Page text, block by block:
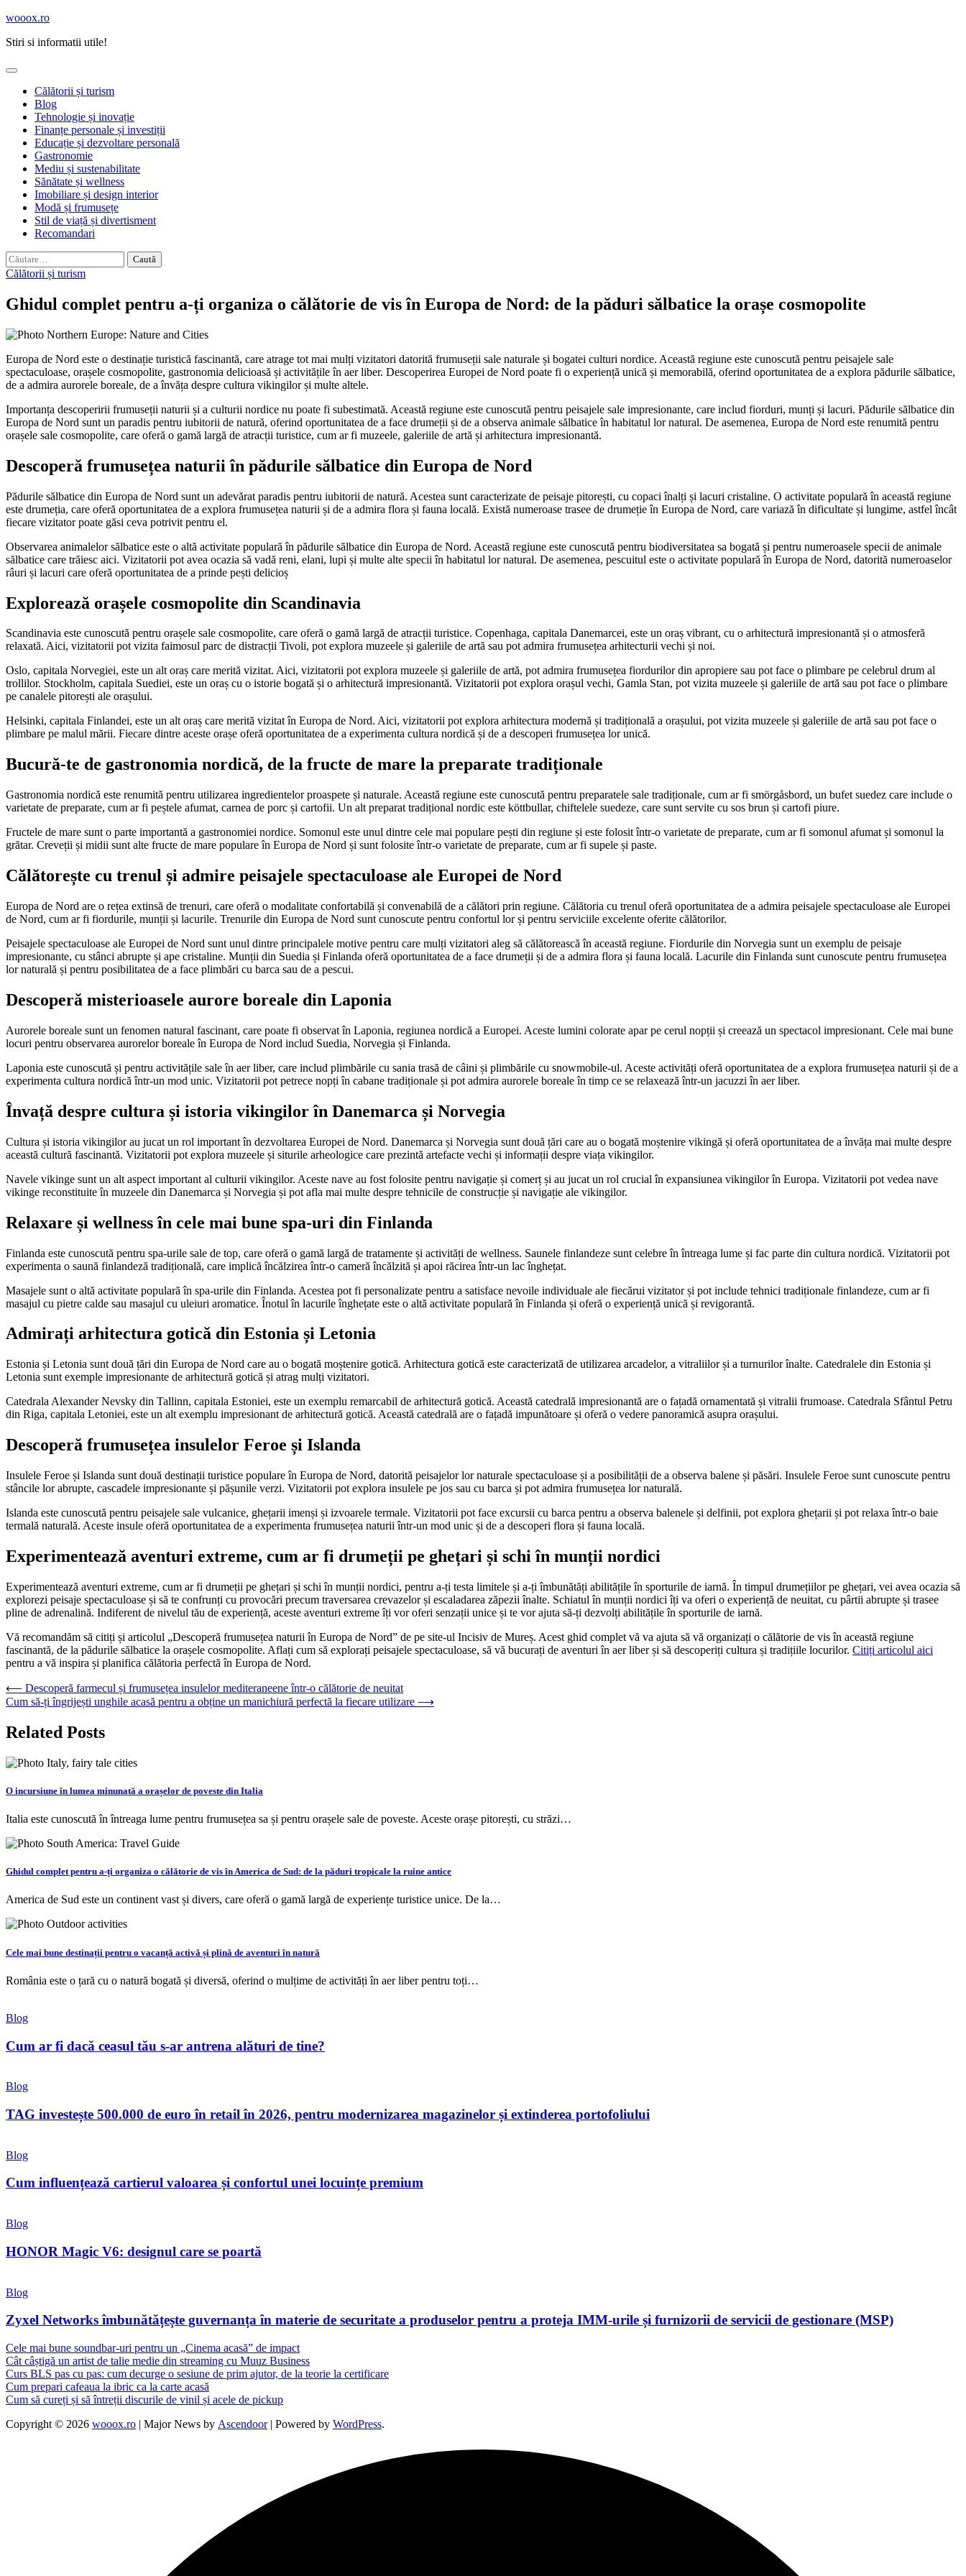
Skip
content
wooox.ro
Stiri si informatii utile!
Călătorii și turism
Blog
Tehnologie și inovație
Finanțe personale și investiții
Educație și dezvoltare personală
Gastronomie
Mediu și sustenabilitate
Sănătate și wellness
Imobiliare și design interior
Modă și frumusețe
Stil de viață și divertisment
Recomandari
Caută
după:
Călătorii și turism
Ghidul complet pentru a-ți organiza o călătorie de vis în Europa de Nord: de la păduri sălbatice la orașe cosmopolite
Europa de Nord este o destinație turistică fascinantă, care atrage tot mai mulți vizitatori datorită frumuseții sale naturale și bogatei culturi nordice. Această regiune este cunoscută pentru peisajele sale
spectaculoase, orașele cosmopolite, gastronomia delicioasă și activitățile în aer liber. Descoperirea Europei de Nord poate fi o experiență unică și memorabilă, oferind oportunitatea de a explora pădurile sălbatice,
de a admira aurorele boreale, de a învăța despre cultura vikingilor și multe altele.
Importanța descoperirii frumuseții naturii și a culturii nordice nu poate fi subestimată. Această regiune este cunoscută pentru peisajele sale impresionante, care includ fiorduri, munți și lacuri. Pădurile sălbatice din
Europa de Nord sunt un paradis pentru iubitorii de natură, oferind oportunitatea de a face drumeții și de a observa animale sălbatice în habitatul lor natural. De asemenea, Europa de Nord este renumită pentru
orașele sale cosmopolite, care oferă o gamă largă de atracții turistice, cum ar fi muzeele, galeriile de artă și arhitectura impresionantă.
Descoperă frumusețea naturii în pădurile sălbatice din Europa de Nord
Pădurile sălbatice din Europa de Nord sunt un adevărat paradis pentru iubitorii de natură. Acestea sunt caracterizate de peisaje pitorești, cu copaci înalți și lacuri cristaline. O activitate populară în această regiune
este drumeția, care oferă oportunitatea de a explora frumusețea naturii și de a admira flora și fauna locală. Există numeroase trasee de drumeție în Europa de Nord, care variază în dificultate și lungime, astfel încât
fiecare vizitator poate găsi ceva potrivit pentru el.
Observarea animalelor sălbatice este o altă activitate populară în pădurile sălbatice din Europa de Nord. Această regiune este cunoscută pentru biodiversitatea sa bogată și pentru numeroasele specii de animale
sălbatice care trăiesc aici. Vizitatorii pot avea ocazia să vadă reni, elani, lupi și multe alte specii în habitatul lor natural. De asemenea, pescuitul este o activitate populară în Europa de Nord, datorită numeroaselor
râuri și lacuri care oferă oportunitatea de a prinde pești delicioș
Explorează orașele cosmopolite din Scandinavia
Scandinavia este cunoscută pentru orașele sale cosmopolite, care oferă o gamă largă de atracții turistice. Copenhaga, capitala Danemarcei, este un oraș vibrant, cu o arhitectură impresionantă și o atmosferă
relaxată. Aici, vizitatorii pot vizita faimosul parc de distracții Tivoli, pot explora muzeele și galeriile de artă sau pot admira frumusețea arhitecturii vechi și noi.
Oslo, capitala Norvegiei, este un alt oraș care merită vizitat. Aici, vizitatorii pot explora muzeele și galeriile de artă, pot admira frumusețea fiordurilor din apropiere sau pot face o plimbare pe celebrul drum al
trollilor. Stockholm, capitala Suediei, este un oraș cu o istorie bogată și o arhitectură impresionantă. Vizitatorii pot explora orașul vechi, Gamla Stan, pot vizita muzeele și galeriile de artă sau pot face o plimbare
pe canalele pitorești ale orașului.
Helsinki, capitala Finlandei, este un alt oraș care merită vizitat în Europa de Nord. Aici, vizitatorii pot explora arhitectura modernă și tradițională a orașului, pot vizita muzeele și galeriile de artă sau pot face o
plimbare pe malul mării. Fiecare dintre aceste orașe oferă oportunitatea de a experimenta cultura nordică și de a descoperi frumusețea lor unică.
Bucură-te de gastronomia nordică, de la fructe de mare la preparate tradiționale
Gastronomia nordică este renumită pentru utilizarea ingredientelor proaspete și naturale. Această regiune este cunoscută pentru preparatele sale tradiționale, cum ar fi smörgåsbord, un bufet suedez care include o
varietate de preparate, cum ar fi peștele afumat, carnea de porc și cartofii. Un alt preparat tradițional nordic este köttbullar, chiftelele suedeze, care sunt servite cu sos brun și cartofi piure.
Fructele de mare sunt o parte importantă a gastronomiei nordice. Somonul este unul dintre cele mai populare pești din regiune și este folosit într-o varietate de preparate, cum ar fi somonul afumat și somonul la
grătar. Creveții și midii sunt alte fructe de mare populare în Europa de Nord și sunt folosite într-o varietate de preparate, cum ar fi supele și paste.
Călătorește cu trenul și admire peisajele spectaculoase ale Europei de Nord
Europa de Nord are o rețea extinsă de trenuri, care oferă o modalitate confortabilă și convenabilă de a călători prin regiune. Călătoria cu trenul oferă oportunitatea de a admira peisajele spectaculoase ale Europei
de Nord, cum ar fi fiordurile, munții și lacurile. Trenurile din Europa de Nord sunt cunoscute pentru confortul lor și pentru serviciile excelente oferite călătorilor.
Peisajele spectaculoase ale Europei de Nord sunt unul dintre principalele motive pentru care mulți vizitatori aleg să călătorească în această regiune. Fiordurile din Norvegia sunt un exemplu de peisaje
impresionante, cu stânci abrupte și ape cristaline. Munții din Suedia și Finlanda oferă oportunitatea de a face drumeții și de a admira flora și fauna locală. Lacurile din Finlanda sunt cunoscute pentru frumusețea
lor naturală și pentru posibilitatea de a face plimbări cu barca sau de a pescui.
Descoperă misterioasele aurore boreale din Laponia
Aurorele boreale sunt un fenomen natural fascinant, care poate fi observat în Laponia, regiunea nordică a Europei. Aceste lumini colorate apar pe cerul nopții și creează un spectacol impresionant. Cele mai bune
locuri pentru observarea aurorelor boreale în Europa de Nord includ Suedia, Norvegia și Finlanda.
Laponia este cunoscută și pentru activitățile sale în aer liber, care includ plimbările cu sania trasă de câini și plimbările cu snowmobile-ul. Aceste activități oferă oportunitatea de a explora frumusețea naturii și de a
experimenta cultura nordică într-un mod unic. Vizitatorii pot petrece nopți în cabane tradiționale și pot admira aurorele boreale în timp ce se relaxează într-un jacuzzi în aer liber.
Învață despre cultura și istoria vikingilor în Danemarca și Norvegia
Cultura și istoria vikingilor au jucat un rol important în dezvoltarea Europei de Nord. Danemarca și Norvegia sunt două țări care au o bogată moștenire vikingă și oferă oportunitatea de a învăța mai multe despre
această cultură fascinantă. Vizitatorii pot explora muzeele și siturile arheologice care prezintă artefacte vechi și informații despre viața vikingilor.
Navele vikinge sunt un alt aspect important al culturii vikingilor. Aceste nave au fost folosite pentru navigație și comerț și au jucat un rol crucial în expansiunea vikingilor în Europa. Vizitatorii pot vedea nave
vikinge reconstituite în muzeele din Danemarca și Norvegia și pot afla mai multe despre tehnicile de construcție și navigație ale vikingilor.
Relaxare și wellness în cele mai bune spa-uri din Finlanda
Finlanda este cunoscută pentru spa-urile sale de top, care oferă o gamă largă de tratamente și activități de wellness. Saunele finlandeze sunt celebre în întreaga lume și fac parte din cultura nordică. Vizitatorii pot
experimenta o saună finlandeză tradițională, care implică încălzirea într-o cameră încălzită și apoi răcirea într-un lac înghețat.
Masajele sunt o altă activitate populară în spa-urile din Finlanda. Acestea pot fi personalizate pentru a satisface nevoile individuale ale fiecărui vizitator și pot include tehnici tradiționale finlandeze, cum ar fi
masajul cu pietre calde sau masajul cu uleiuri aromatice. Înotul în lacurile înghețate este o altă activitate populară în Finlanda și oferă o experiență unică și revigorantă.
Admirați arhitectura gotică din Estonia și Letonia
Estonia și Letonia sunt două țări din Europa de Nord care au o bogată moștenire gotică. Arhitectura gotică este caracterizată de utilizarea arcadelor, a vitraliilor și a turnurilor înalte. Catedralele din Estonia și
Letonia sunt exemple impresionante de arhitectură gotică și atrag mulți vizitatori.
Catedrala Alexander Nevsky din Tallinn, capitala Estoniei, este un exemplu remarcabil de arhitectură gotică. Această catedrală impresionantă are o fațadă ornamentată și vitralii frumoase. Catedrala Sfântul Petru
din Riga, capitala Letoniei, este un alt exemplu impresionant de arhitectură gotică. Această catedrală are o fațadă impunătoare și oferă o vedere panoramică asupra orașului.
Descoperă frumusețea insulelor Feroe și Islanda
Insulele Feroe și Islanda sunt două destinații turistice populare în Europa de Nord, datorită peisajelor lor naturale spectaculoase și a posibilității de a observa balene și păsări. Insulele Feroe sunt cunoscute pentru
stâncile lor abrupte, cascadele impresionante și pășunile verzi. Vizitatorii pot explora insulele pe jos sau cu barca și pot admira frumusețea lor naturală.
Islanda este cunoscută pentru peisajele sale vulcanice, ghețarii imenși și izvoarele termale. Vizitatorii pot face excursii cu barca pentru a observa balenele și delfinii, pot explora ghețarii și pot relaxa într-o baie
termală naturală. Aceste insule oferă oportunitatea de a experimenta frumusețea naturii într-un mod unic și de a descoperi flora și fauna locală.
Experimentează aventuri extreme, cum ar fi drumeții pe ghețari și schi în munții nordici
Experimentează aventuri extreme, cum ar fi drumeții pe ghețari și schi în munții nordici, pentru a-ți testa limitele și a-ți îmbunătăți abilitățile în sporturile de iarnă. În timpul drumețiilor pe ghețari, vei avea ocazia să
explorezi peisaje spectaculoase și să te confrunți cu provocări precum traversarea crevazelor și escaladarea zăpezii înalte. Schiatul în munții nordici îți va oferi o experiență de neuitat, cu pârtii abrupte și trasee
pline de adrenalină. Indiferent de nivelul tău de experiență, aceste aventuri extreme îți vor oferi senzații unice și te vor ajuta să-ți dezvolți abilitățile în sporturile de iarnă.
Vă recomandăm să citiți și articolul „Descoperă frumusețea naturii în Europa de Nord” de pe site-ul Incisiv de Mureș. Acest ghid complet vă va ajuta să vă organizați o călătorie de vis în această regiune
fascinantă, de la pădurile sălbatice la orașele cosmopolite. Aflați cum să explorați peisajele spectaculoase, să vă bucurați de aventuri în aer liber și să descoperiți cultura și tradițiile locurilor. Citiți articolul aici
pentru a vă inspira și planifica călătoria perfectă în Europa de Nord.
Navigare
în
articole
⟵ Descoperă farmecul și frumusețea insulelor mediteraneene într-o călătorie de neuitat
Cum să-ți îngrijești unghile acasă pentru a obține un manichiură perfectă la fiecare utilizare ⟶
Related Posts
O incursiune în lumea minunată a orașelor de poveste din Italia
Italia este cunoscută în întreaga lume pentru frumusețea sa și pentru orașele sale de poveste. Aceste orașe pitorești, cu străzi…
Ghidul complet pentru a-ți organiza o călătorie de vis în America de Sud: de la păduri tropicale la ruine antice
America de Sud este un continent vast și divers, care oferă o gamă largă de experiențe turistice unice. De la…
Cele mai bune destinații pentru o vacanță activă și plină de aventuri în natură
România este o țară cu o natură bogată și diversă, oferind o mulțime de activități în aer liber pentru toți…
Blog
Cum ar fi dacă ceasul tău s-ar antrena alături de tine?
Blog
TAG investește 500.000 de euro în retail în 2026, pentru modernizarea magazinelor și extinderea portofoliului
Blog
Cum influențează cartierul valoarea și confortul unei locuințe premium
Blog
HONOR Magic V6: designul care se poartă
Blog
Zyxel Networks îmbunătățește guvernanța în materie de securitate a produselor pentru a proteja IMM-urile și furnizorii de servicii de gestionare (MSP)
Cele mai bune soundbar-uri pentru un „Cinema acasă” de impact
Cât câștigă un artist de talie medie din streaming cu Muuz Business
Curs BLS pas cu pas: cum decurge o sesiune de prim ajutor, de la teorie la certificare
Cum prepari cafeaua la ibric ca la carte acasă
Cum să cureți și să întreții discurile de vinil și acele de pickup
Copyright © 2026 wooox.ro | Major News by Ascendoor| Powered by WordPress.